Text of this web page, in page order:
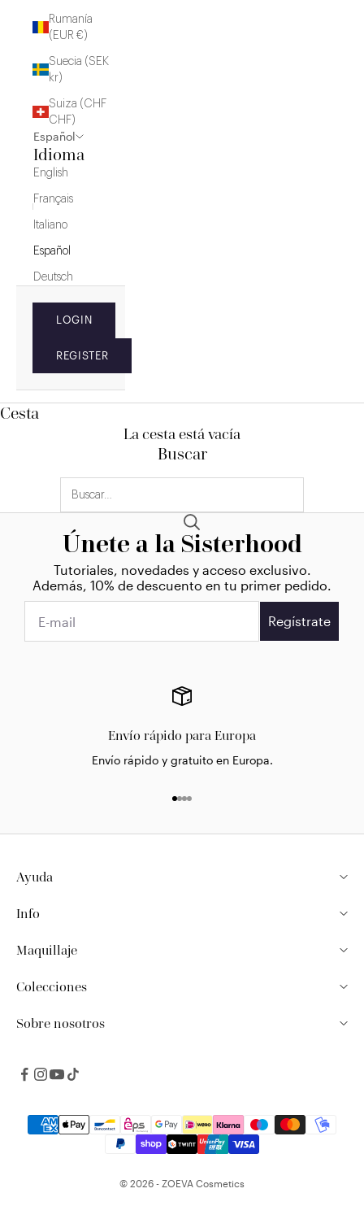
Rumanía
(EUR €)
Suecia (SEK
kr)
Suiza (CHF
CHF)
Español
Idioma
English
Français
Italiano
Español
Deutsch
LOGIN
REGISTER
Cesta
La cesta está vacía
Buscar
Únete a la Sisterhood
Tutoriales, novedades y acceso exclusivo.
Además, 10% de descuento en tu primer pedido.
Regístrate
Envío rápido para Europa
Envío rápido y gratuito en Europa.
Ir al artículo 1
Ir al artículo 2
Ir al artículo 3
Ir al artículo 4
Ayuda
Info
Maquillaje
Colecciones
Sobre nosotros
© 2026 - ZOEVA Cosmetics